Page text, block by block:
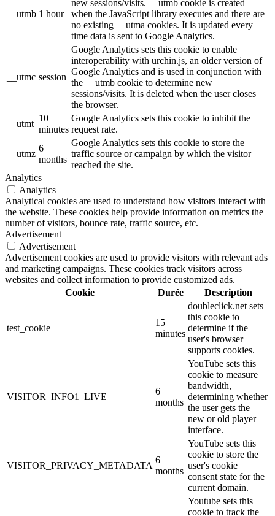
__utmb 1 hour
new sessions/visits. __utmb cookie is created
when the JavaScript library executes and there are
no existing __utma cookies. It is updated every
time data is sent to Google Analytics.
__utmc session
Google Analytics sets this cookie to enable
interoperability with urchin.js, an older version of
Google Analytics and is used in conjunction with
the __utmb cookie to determine new
sessions/visits. It is deleted when the user closes
the browser.
__utmt
10
minutes
Google Analytics sets this cookie to inhibit the
request rate.
__utmz
6
months
Google Analytics sets this cookie to store the
traffic source or campaign by which the visitor
reached the site.
Analytics
Analytics
Analytical cookies are used to understand how visitors interact with
the website. These cookies help provide information on metrics the
number of visitors, bounce rate, traffic source, etc.
Advertisement
Advertisement
Advertisement cookies are used to provide visitors with relevant ads
and marketing campaigns. These cookies track visitors across
websites and collect information to provide customized ads.
Cookie
Durée Description
test_cookie
15
minutes
doubleclick.net sets
this cookie to
determine if the
user's browser
supports cookies.
VISITOR_INFO1_LIVE
6
months
YouTube sets this
cookie to measure
bandwidth,
determining whether
the user gets the
new or old player
interface.
VISITOR_PRIVACY_METADATA
6
months
YouTube sets this
cookie to store the
user's cookie
consent state for the
current domain.
Youtube sets this
cookie to track the